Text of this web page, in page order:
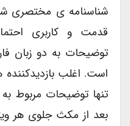
شناسنامه ی مختصری
قدمت و کاربری
توضیحات به دو زبان
است. اغلب بازدیدکننده
تنها توضیحات مربوط
بعد از مکث جلوی هر